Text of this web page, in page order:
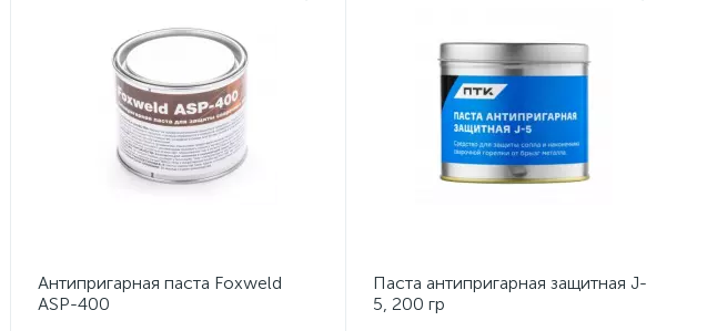
Антипригарная паста Foxweld
ASP-400
Паста антипригарная защитная J-
5, 200 гр